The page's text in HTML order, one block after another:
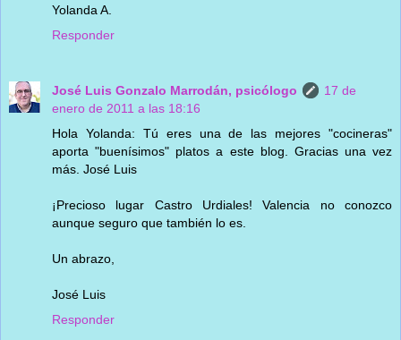
Yolanda A.
Responder
José Luis Gonzalo Marrodán, psicólogo
17 de
enero de 2011 a las 18:16
Hola Yolanda: Tú eres una de las mejores "cocineras"
aporta "buenísimos" platos a este blog. Gracias una vez
más. José Luis
¡Precioso lugar Castro Urdiales! Valencia no conozco
aunque seguro que también lo es.
Un abrazo,
José Luis
Responder